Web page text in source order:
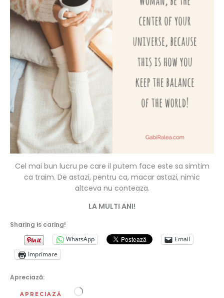
Cel mai bun lucru pe care il putem face este sa simtim
ca traim. De astazi, pentru ca, macar astazi, nimic
altceva nu conteaza.
LA MULTI ANI!
Sharing is caring!
WhatsApp
Email
Imprimare
Apreciază:
APRECIAZĂ Încarc...